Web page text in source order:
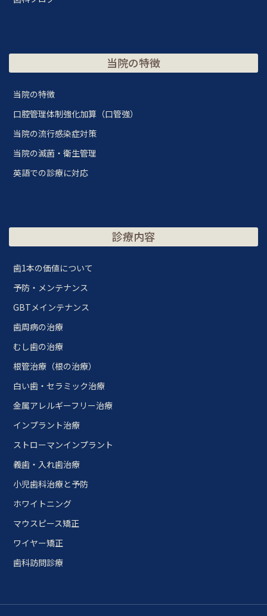
当院の特徴
当院の特徴
口腔管理体制強化加算（口管強）
当院の流行感染症対策
当院の滅菌・衛生管理
英語での診療に対応
診療内容
歯1本の価値について
予防・メンテナンス
GBTメインテナンス
歯周病の治療
むし歯の治療
根管治療（根の治療）
白い歯・セラミック治療
金属アレルギーフリー治療
インプラント治療
ストローマンインプラント
義歯・入れ歯治療
小児歯科治療と予防
ホワイトニング
マウスピース矯正
ワイヤー矯正
歯科訪問診療